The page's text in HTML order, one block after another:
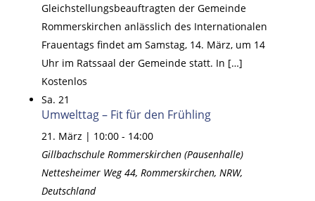
Gleichstellungsbeauftragten der Gemeinde
Rommerskirchen anlässlich des Internationalen
Frauentags findet am Samstag, 14. März, um 14
Uhr im Ratssaal der Gemeinde statt. In […]
Kostenlos
Sa. 21
Umwelttag – Fit für den Frühling
21. März | 10:00- 14:00
Gillbachschule Rommerskirchen (Pausenhalle)
Nettesheimer Weg 44, Rommerskirchen, NRW,
Deutschland